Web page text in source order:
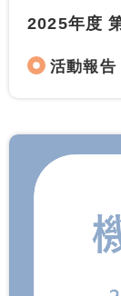
2025年度
活動報告